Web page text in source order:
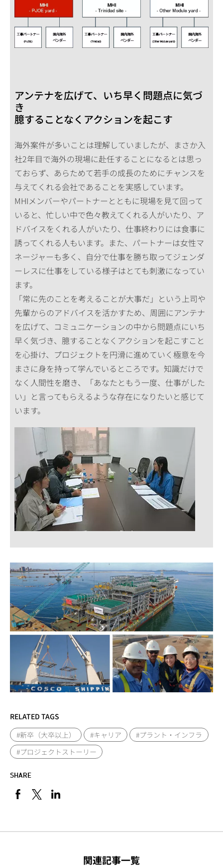
アンテナを広げて、いち早く問題点に気づ
き
臆することなくアクションを起こす
海外案件が多いことは理解していましたが、まさか入
社2年目で海外の現場に赴任することになるとは思っ
ておらず、あらためて若手の成長のためにチャンスを
与えてくれる会社であることを実感しています。
MHIメンバーやパートナーとともに現場を見て回って
いると、忙しい中で色々教えてくれる人がいたり、ア
ドバイスをくれる人がいたり、仕事終わりには食事に
誘ってくれる人もいます。また、パートナーは女性マ
ネージャーも多く、自分で仕事を勝ち取ってジェンダ
ーレスに仕事をしている様子はとても刺激になってい
ます。
「常に先のことを考えることが大事だ」という上司や
先輩からのアドバイスを活かすため、周囲にアンテナ
を広げて、コミュニケーションの中から問題点にいち
早く気づき、臆することなくアクションを起こすこと
を心掛け、プロジェクトを円滑に進めていく極意を今
まさに身を持って学んでいるところです。知識だけで
なく人間性を磨き、「あなたともう一度、仕事がした
い」と言ってもらえるような存在になりたいと感じて
います。
RELATED TAGS
SHARE
#新卒（大卒以上） #キャリア
#プラント・インフラ
#プロジェクトストーリー
関連記事一覧